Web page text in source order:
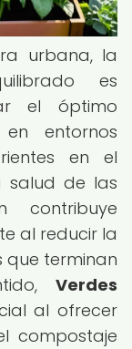
urbana, la
es
el óptimo
entornos
en el
salud de las
contribuye
al reducir la
terminan
Verdes
al ofrecer
compostaje